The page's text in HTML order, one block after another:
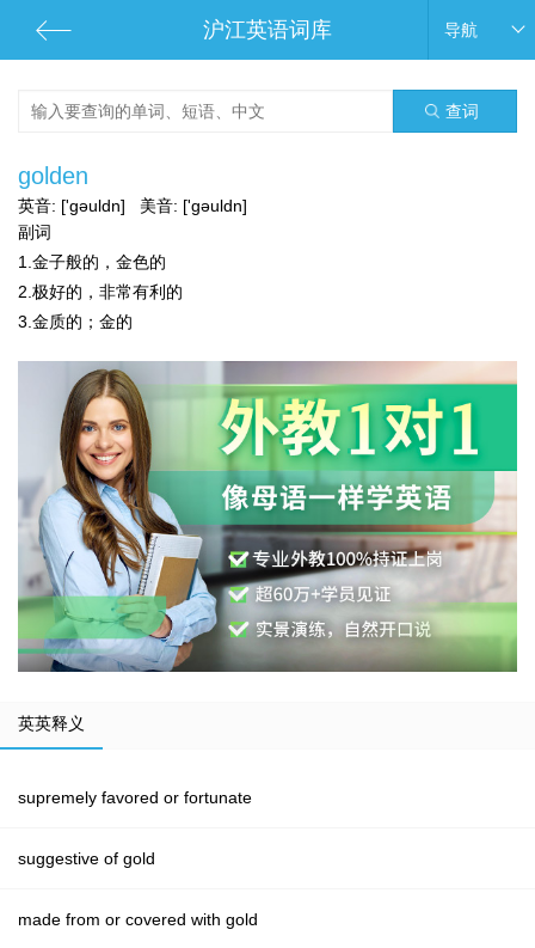
沪江英语词库 导航
查词
golden
英音: ['gəuldn] 美音: ['gəuldn]
副词
1.金子般的，金色的
2.极好的，非常有利的
3.金质的；金的
英英释义
supremely favored or fortunate
suggestive of gold
made from or covered with gold